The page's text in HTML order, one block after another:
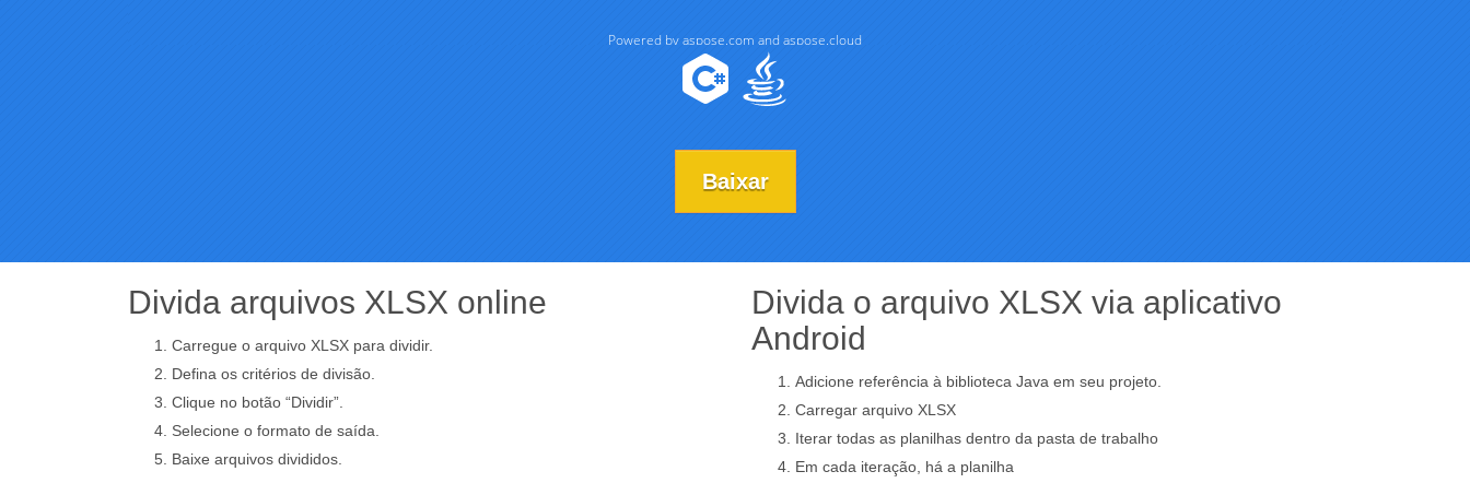
Baixar
Divida arquivos XLSX online
Carregue o arquivo XLSX para dividir.
Defina os critérios de divisão.
Clique no botão “Dividir”.
Selecione o formato de saída.
Baixe arquivos divididos.
Divida o arquivo XLSX via aplicativo
Android
Adicione referência à biblioteca Java em seu projeto.
Carregar arquivo XLSX
Iterar todas as planilhas dentro da pasta de trabalho
Em cada iteração, há a planilha